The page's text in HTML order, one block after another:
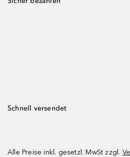
Schnell versendet
Alle Preise inkl. gesetzl. MwSt zzgl.